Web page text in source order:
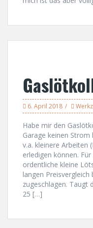
6. April 2018
Habe mir den
Garage keinen
v.a. kleinere Arbeiten
erledigen können.
ordentliche kleine
langen
zugeschlagen. Taugt
25 […]